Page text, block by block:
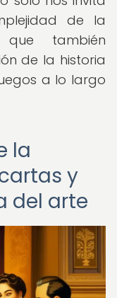
de la
que también
de la historia
a lo largo
la
y
del arte